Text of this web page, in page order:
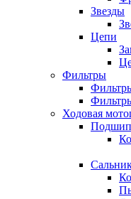
Звезды
Цепи
Фильтры
Ходовая